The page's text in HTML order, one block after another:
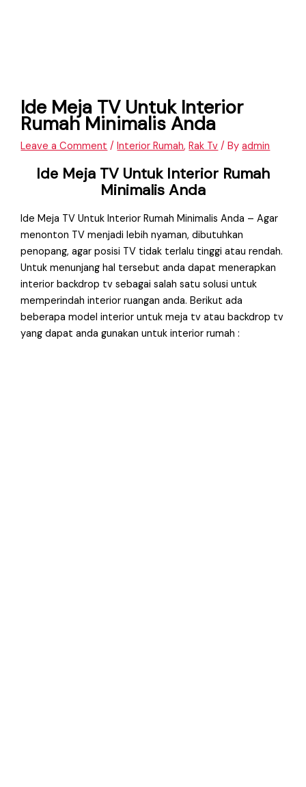
Ide Meja TV Untuk Interior
Rumah Minimalis Anda
Leave a Comment /Interior Rumah,Rak Tv / Byadmin
Ide Meja TV Untuk Interior Rumah
Minimalis Anda
Ide Meja TV Untuk Interior Rumah Minimalis Anda – Agar
menonton TV menjadi lebih nyaman, dibutuhkan
penopang, agar posisi TV tidak terlalu tinggi atau rendah.
Untuk menunjang hal tersebut anda dapat menerapkan
interior backdrop tv sebagai salah satu solusi untuk
memperindah interior ruangan anda. Berikut ada
beberapa model interior untuk meja tv atau backdrop tv
yang dapat anda gunakan untuk interior rumah :